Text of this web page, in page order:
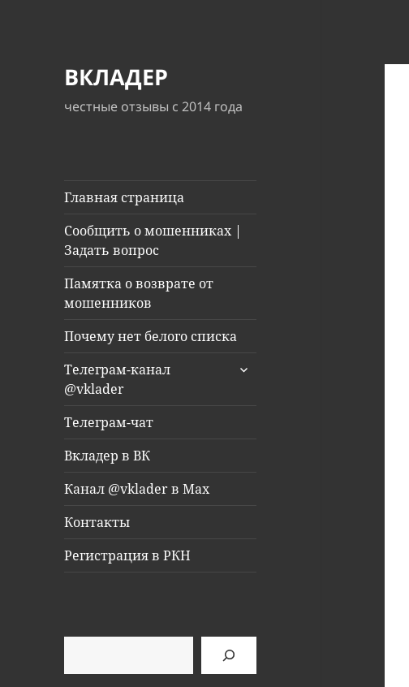
ВКЛАДЕР
честные отзывы с 2014 года
Главная страница
Сообщить о мошенниках |
Задать вопрос
Памятка о возврате от
мошенников
Почему нет белого списка
Телеграм-канал
@vklader
раскрыть
Телеграм-чат
Вкладер в ВК
Канал @vklader в Max
Контакты
Регистрация в РКН